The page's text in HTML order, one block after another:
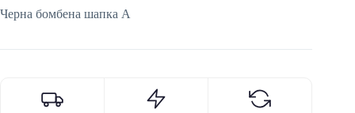
Черна бомбена шапка A